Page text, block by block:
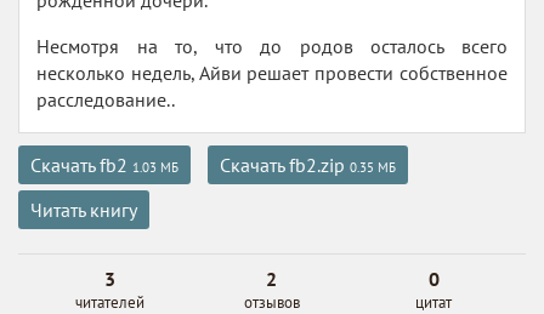
Несмотря на то, что до родов осталось всего
несколько недель, Айви решает провести собственное
расследование..
Скачать fb2 1.03 МБ Скачать fb2.zip 0.35 МБ
Читать книгу
3
читателей
2
отзывов
0
цитат